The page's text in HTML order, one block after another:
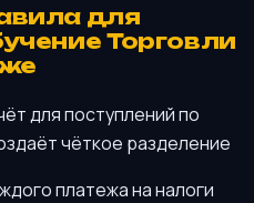
для
Торговли
для поступлений по
чёткое разделение
платежа на налоги